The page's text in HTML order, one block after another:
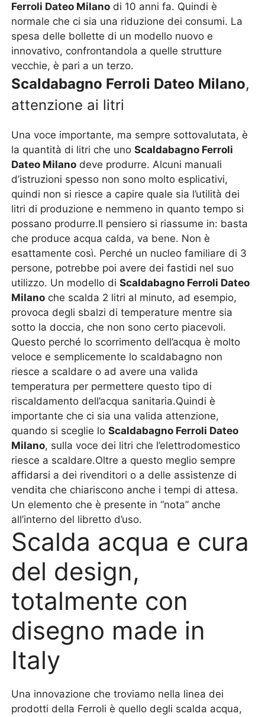
Ferroli Dateo Milano di 10 anni fa. Quindi è
normale che ci sia una riduzione dei consumi. La
spesa delle bollette di un modello nuovo e
innovativo, confrontandola a quelle strutture
vecchie, è pari a un terzo.
Scaldabagno Ferroli Dateo Milano,
attenzione ai litri
Una voce importante, ma sempre sottovalutata, è
la quantità di litri che unoScaldabagno Ferroli
Dateo Milano deve produrre. Alcuni manuali
d’istruzioni spesso non sono molto esplicativi,
quindi non si riesce a capire quale sia l’utilità dei
litri di produzione e nemmeno in quanto tempo si
possano produrre.Il pensiero si riassume in: basta
che produce acqua calda, va bene. Non è
esattamente così. Perché un nucleo familiare di 3
persone, potrebbe poi avere dei fastidi nel suo
utilizzo. Un modello diScaldabagno Ferroli Dateo
Milano che scalda 2 litri al minuto, ad esempio,
provoca degli sbalzi di temperature mentre sia
sotto la doccia, che non sono certo piacevoli.
Questo perché lo scorrimento dell’acqua è molto
veloce e semplicemente lo scaldabagno non
riesce a scaldare o ad avere una valida
temperatura per permettere questo tipo di
riscaldamento dell’acqua sanitaria.Quindi è
importante che ci sia una valida attenzione,
quando si sceglie loScaldabagno Ferroli Dateo
Milano, sulla voce dei litri che l’elettrodomestico
riesce a scaldare.Oltre a questo meglio sempre
affidarsi a dei rivenditori o a delle assistenze di
vendita che chiariscono anche i tempi di attesa.
Un elemento che è presente in “nota” anche
all’interno del libretto d’uso.
Scalda acqua e cura
del design,
totalmente con
disegno made in
Italy
Una innovazione che troviamo nella linea dei
prodotti della Ferroli è quello degli scalda acqua,